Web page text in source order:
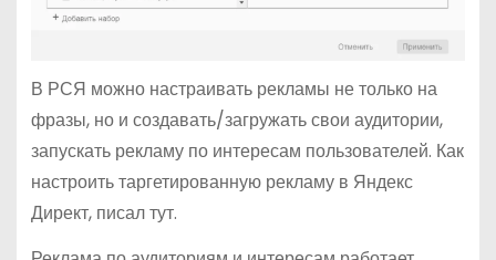
В РСЯ можно настраивать рекламы не только на
фразы, но и создавать/загружать свои аудитории,
запускать рекламу по интересам пользователей. Как
настроить таргетированную рекламу в Яндекс
Директ, писал тут.